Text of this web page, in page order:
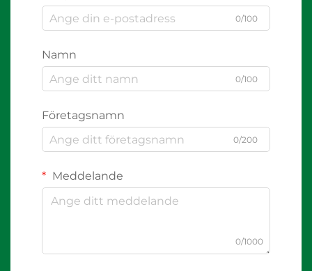
0/100
Namn
0/100
Företagsnamn
0/200
Meddelande
0/1000